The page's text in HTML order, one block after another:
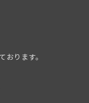
ります。